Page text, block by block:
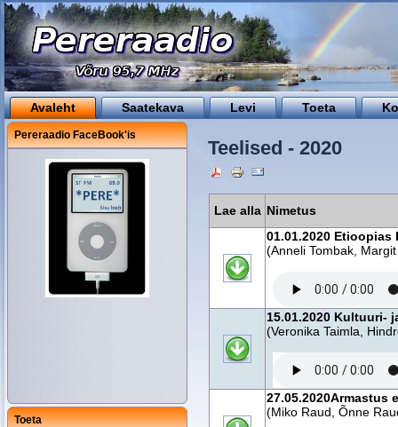
Avaleht Saatekava Levi Toeta
Pereraadio FaceBook'is
Toeta
Teelised - 2020
Lae alla Nimetus
01.01.2020
(Anneli Tombak,
15.01.2020 Kultuuri-
(Veronika Taimla,
27.05.2020Armastus
(Miko Raud, Õnne